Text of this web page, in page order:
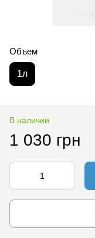
Объем
1л
В наличии
1 030 грн